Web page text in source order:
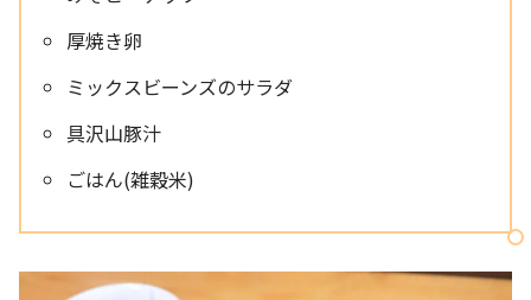
厚焼き卵
ミックスビーンズのサラダ
具沢山豚汁
ごはん(雑穀米)